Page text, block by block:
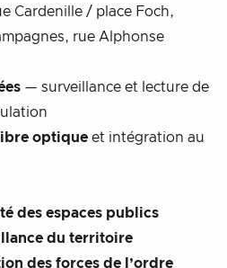
Cardenille / place Foch,
rue Alphonse
— surveillance et lecture de
optique et intégration au
des espaces publics
du territoire
des forces de l’ordre